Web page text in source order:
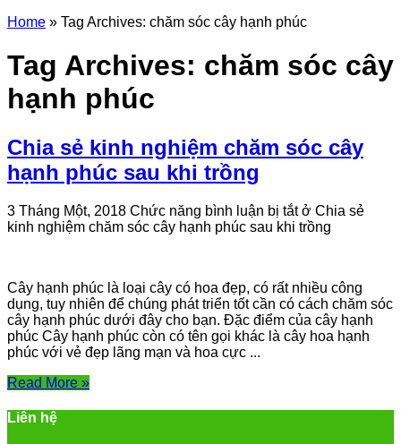
Home » Tag Archives: chăm sóc cây hạnh phúc
Tag Archives: chăm sóc cây
hạnh phúc
Chia sẻ kinh nghiệm chăm sóc cây
hạnh phúc sau khi trồng
3 Tháng Một, 2018 Chức năng bình luận bị tắtở Chia sẻ
kinh nghiệm chăm sóc cây hạnh phúc sau khi trồng
Cây hạnh phúc là loại cây có hoa đẹp, có rất nhiều công
dụng, tuy nhiên để chúng phát triển tốt cần có cách chăm sóc
cây hạnh phúc dưới đây cho bạn. Đặc điểm của cây hạnh
phúc Cây hạnh phúc còn có tên gọi khác là cây hoa hạnh
phúc với vẻ đẹp lãng mạn và hoa cực ...
Read More »
Liên hệ